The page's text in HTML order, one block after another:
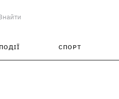
ПОДІЇ СПОРТ